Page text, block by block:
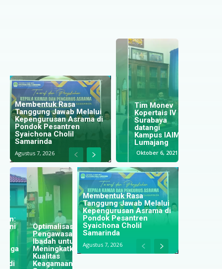
Membentuk Rasa
Tanggung Jawab Melalui
Kepengurusan Asrama di
Pondok Pesantren
Syaichona Cholil
Samarinda
Agustus 7, 2026
Miftahul
Study
ke
Jadid
17, 2022
Outcome
Mata Kuliah
Event
Organizer
dengan
Mengadakan
Pelatihan
Karya Tulis
Desember 31,
Tim Monev
Kopertais IV
Surabaya
datangi
Kampus IAIM
Lumajang
Oktober 6, 2021
untuk
Perkuat
Kualitas
Tridharma;
IAIM
Lumajang dan
UINSI
Samarinda
Jalin
Menyongsong
Masa Depan
Membentuk Rasa
Tanggung Jawab Melalui
Kepengurusan Asrama di
Pondok Pesantren
Syaichona Cholil
Samarinda
Agustus 7, 2026